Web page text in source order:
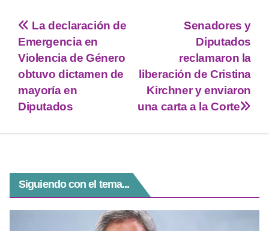
tt
er
at
s
A
p
p
e
gr
a
m
ss
n
g
o
k
Senadores y
Diputados
reclamaron la
liberación de Cristina
Kirchner y enviaron
una carta a la Corte
La declaración de
Emergencia en
Violencia de Género
obtuvo dictamen de
mayoría en
Diputados
Siguiendo con el tema...